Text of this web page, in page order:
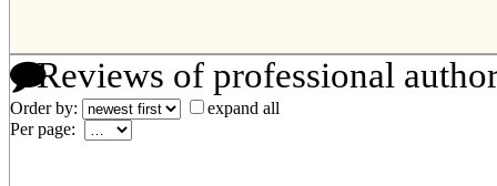
Reviews of professional
Order by:
expand all
Per page: